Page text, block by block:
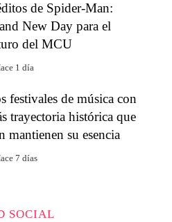
de Spider-Man:
New Day para el
del MCU
1 día
festivales de música con
trayectoria histórica que
mantienen su esencia
7 días
SOCIAL